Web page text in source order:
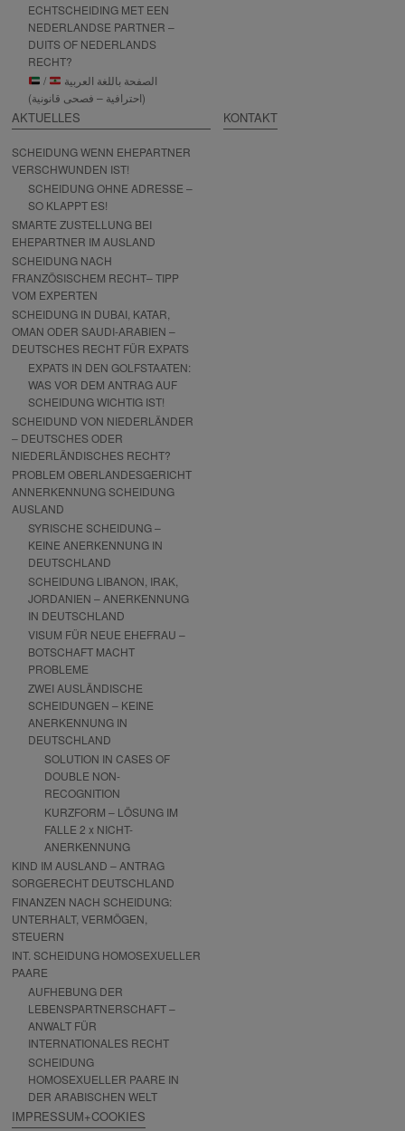
ECHTSCHEIDING MET EEN
NEDERLANDSE PARTNER –
DUITS OF NEDERLANDS
RECHT?
/
(احترافية – فصحى قانونية)
AKTUELLES
SCHEIDUNG WENN EHEPARTNER
VERSCHWUNDEN IST!
SCHEIDUNG OHNE ADRESSE –
SO KLAPPT ES!
SMARTE ZUSTELLUNG BEI
EHEPARTNER IM AUSLAND
SCHEIDUNG NACH
FRANZÖSISCHEM RECHT– TIPP
VOM EXPERTEN
SCHEIDUNG IN DUBAI, KATAR,
OMAN ODER SAUDI-ARABIEN –
DEUTSCHES RECHT FÜR EXPATS
EXPATS IN DEN GOLFSTAATEN:
WAS VOR DEM ANTRAG AUF
SCHEIDUNG WICHTIG IST!
SCHEIDUND VON NIEDERLÄNDER
– DEUTSCHES ODER
NIEDERLÄNDISCHES RECHT?
PROBLEM OBERLANDESGERICHT
ANNERKENNUNG SCHEIDUNG
AUSLAND
SYRISCHE SCHEIDUNG –
KEINE ANERKENNUNG IN
DEUTSCHLAND
SCHEIDUNG LIBANON, IRAK,
JORDANIEN – ANERKENNUNG
IN DEUTSCHLAND
VISUM FÜR NEUE EHEFRAU –
BOTSCHAFT MACHT
PROBLEME
ZWEI AUSLÄNDISCHE
SCHEIDUNGEN – KEINE
ANERKENNUNG IN
DEUTSCHLAND
SOLUTION IN CASES OF
DOUBLE NON-
RECOGNITION
KURZFORM – LÖSUNG IM
FALLE 2 x NICHT-
ANERKENNUNG
KIND IM AUSLAND – ANTRAG
SORGERECHT DEUTSCHLAND
FINANZEN NACH SCHEIDUNG:
UNTERHALT, VERMÖGEN,
STEUERN
INT. SCHEIDUNG HOMOSEXUELLER
PAARE
AUFHEBUNG DER
LEBENSPARTNERSCHAFT –
ANWALT FÜR
INTERNATIONALES RECHT
SCHEIDUNG
HOMOSEXUELLER PAARE IN
DER ARABISCHEN WELT
KONTAKT
IMPRESSUM+COOKIES